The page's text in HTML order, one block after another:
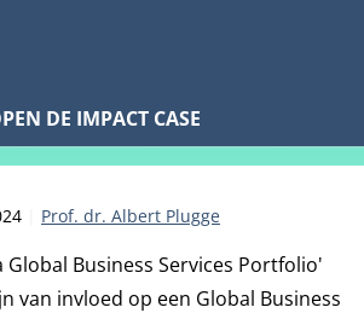
DE IMPACT CASE
Auteur
Prof. dr. Albert Plugge
Global Business Services Portfolio'
van invloed op een Global Business